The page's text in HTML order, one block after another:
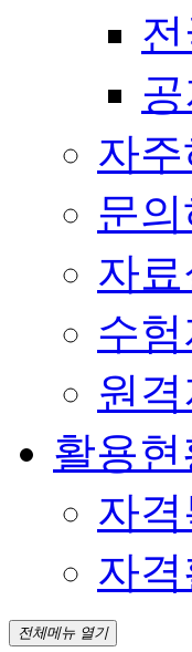
자
문의
자료
수
원격
활용현
자격
자
전체메뉴 열기